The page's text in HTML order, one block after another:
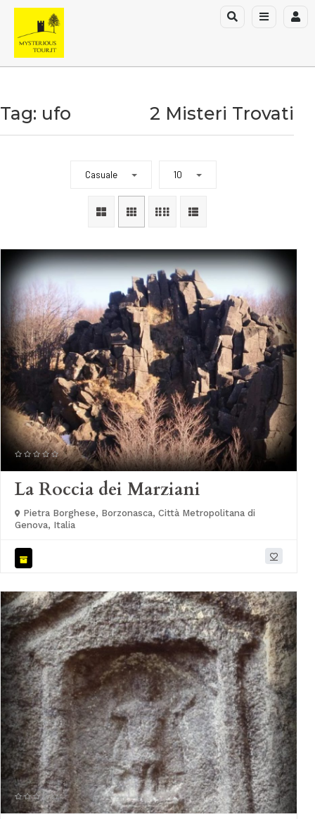
Tag: ufo 2 Misteri Trovati
Casuale 10
La Roccia dei Marziani
Pietra Borghese, Borzonasca, Città Metropolitana di
Genova, Italia